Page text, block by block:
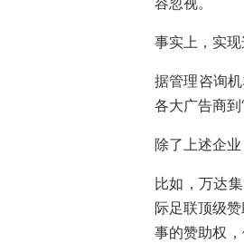
事实上，实现
据管理咨询
各大广告商到
除了上述企
比如，万达
际足联顶级
事的赞助权